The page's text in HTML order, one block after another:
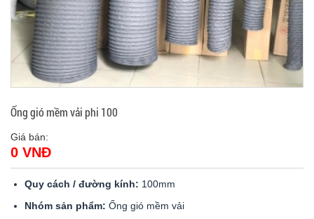
Ống gió mềm vải phi 100
Giá bán:
0 VNĐ
Quy cách / đường kính: 100mm
Nhóm sản phẩm: Ống gió mềm vải